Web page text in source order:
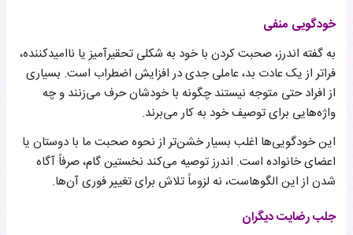
خودگویی منفی
به گفته اندرز، صحبت کردن با خود به شکلی تحقیرآمیز یا ناامیدکننده،
فراتر از یک عادت بد، عاملی جدی در افزایش اضطراب است. بسیاری
از افراد حتی متوجه نیستند چگونه با خودشان حرف می‌زنند و چه
واژه‌هایی برای توصیف خود به کار می‌برند.
این خودگویی‌ها اغلب بسیار خشن‌تر از نحوه صحبت ما با دوستان یا
اعضای خانواده است. اندرز توصیه می‌کند نخستین گام، صرفاً آگاه
شدن از این الگوهاست، نه لزوماً تلاش برای تغییر فوری آن‌ها.
جلب رضایت دیگران